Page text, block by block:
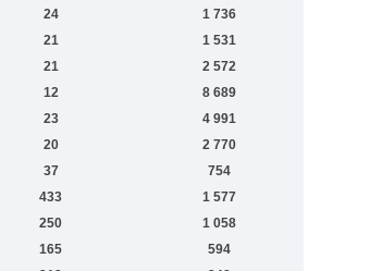
24
1 736
21
1 531
21
2 572
12
8 689
23
4 991
20
2 770
37
754
433
1 577
250
1 058
165
594